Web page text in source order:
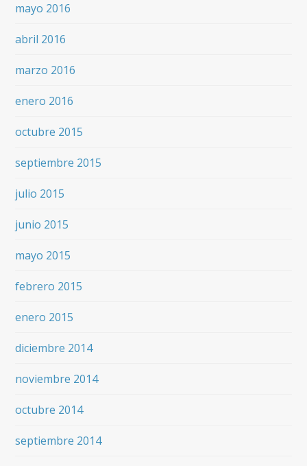
mayo 2016
abril 2016
marzo 2016
enero 2016
octubre 2015
septiembre 2015
julio 2015
junio 2015
mayo 2015
febrero 2015
enero 2015
diciembre 2014
noviembre 2014
octubre 2014
septiembre 2014